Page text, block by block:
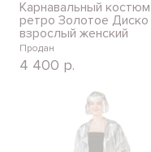
Карнавальный костюм
ретро Золотое Диско
взрослый женский
Продан
4 400 р.